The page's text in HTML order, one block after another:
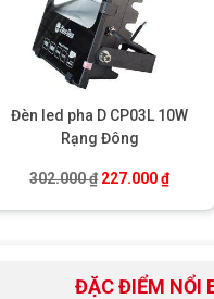
Đèn led pha D CP03L 10W
Rạng Đông
302.000₫ Giá gốc là:
227.000₫Giá
ĐẶC ĐIỂM NỔI